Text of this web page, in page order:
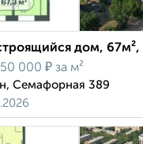
дом, 67м²,
000 ₽ за м²
Семафорная 389